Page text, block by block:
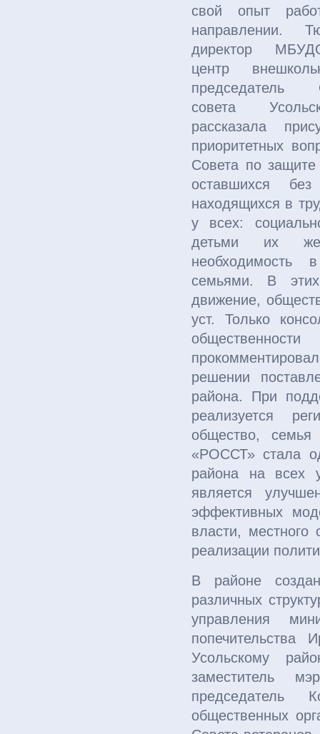
свой опыт
направлении.
директор
центр
председатель
совета
рассказала
приоритетных
Совета по
оставшихся
находящихся в
у всех:
детьми их же
необходимость
семьями. В
движение,
уст. Только
решении
района. При
реализуется
общество, семья
«РОССТ» стала
района на всех
является
эффективных
власти, местного
реализации
В районе
различных
управления
попечительства
Усольскому
заместитель
председатель
общественных